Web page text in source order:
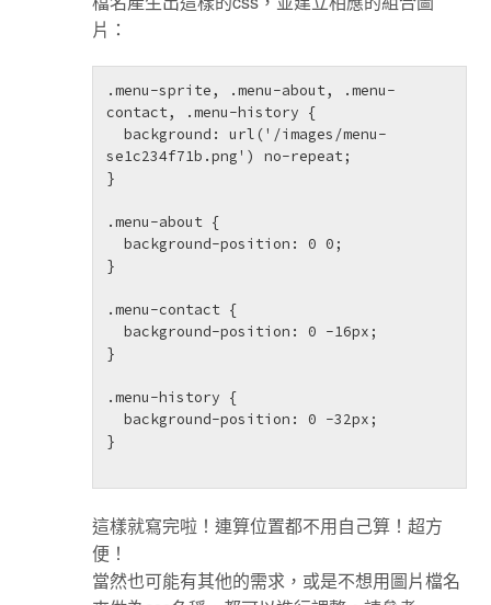
片：
.menu-sprite, .menu-about, .menu-
contact, .menu-history {
  background: url('/images/menu-
se1c234f71b.png') no-repeat;
}
.menu-about {
  background-position: 0 0;
}
.menu-contact {
  background-position: 0 -16px;
}
.menu-history {
  background-position: 0 -32px;
}
這樣就寫完啦！連算位置都不用自己算！超方
便！
當然也可能有其他的需求，或是不想用圖片檔名